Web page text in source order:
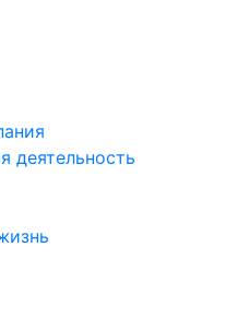
деятельность